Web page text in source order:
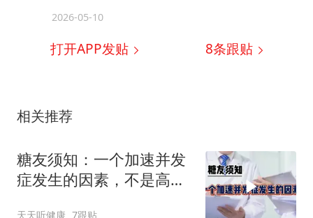
2026-05-10
打开APP发贴 8条跟贴
相关推荐
糖友须知：一个加速并发
症发生的因素，不是高血
天天听健康 7跟贴